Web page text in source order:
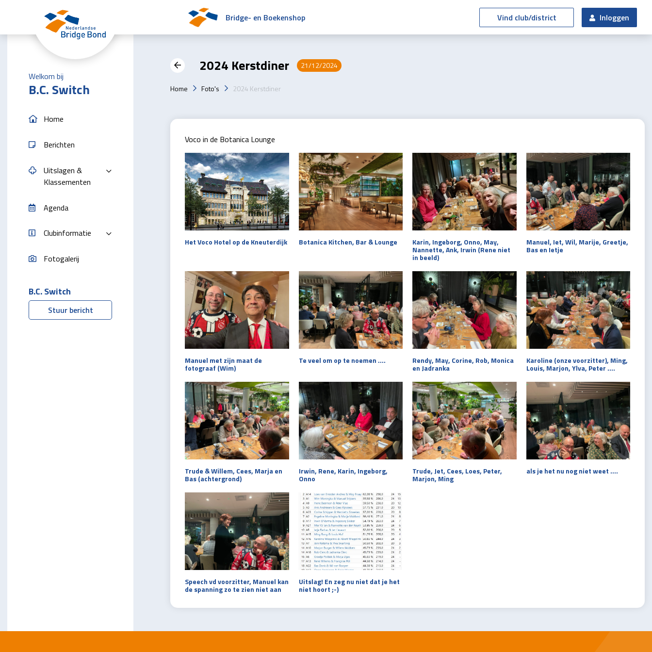
Bridge- en Boekenshop
Vind club/district Inloggen
Welkom bij
B.C. Switch
Home
Berichten
Uitslagen &
Klassementen
Agenda
Clubinformatie
Fotogalerij
B.C. Switch
Stuur bericht
2024 Kerstdiner 21/12/2024
Home Foto's 2024 Kerstdiner
Voco in de Botanica Lounge
Het Voco Hotel op de Kneuterdijk Botanica Kitchen, Bar & Lounge Karin, Ingeborg, Onno, May,
Nannette, Ank, Irwin (Rene niet
in beeld)
Manuel, Iet, Wil, Marije, Greetje,
Bas en Ietje
Manuel met zijn maat de
fotograaf (Wim)
Te veel om op te noemen …. Rendy, May, Corine, Rob, Monica
en Jadranka
Karoline (onze voorzitter), Ming,
Louis, Marjon, Ylva, Peter ….
Trude & Willem, Cees, Marja en
Bas (achtergrond)
Irwin, Rene, Karin, Ingeborg,
Onno
Trude, Jet, Cees, Loes, Peter,
Marjon, Ming
als je het nu nog niet weet ….
Speech vd voorzitter, Manuel kan
de spanning zo te zien niet aan
Uitslag! En zeg nu niet dat je het
niet hoort ;-)